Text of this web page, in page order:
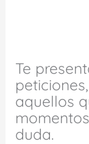
Te
aquellos
duda.